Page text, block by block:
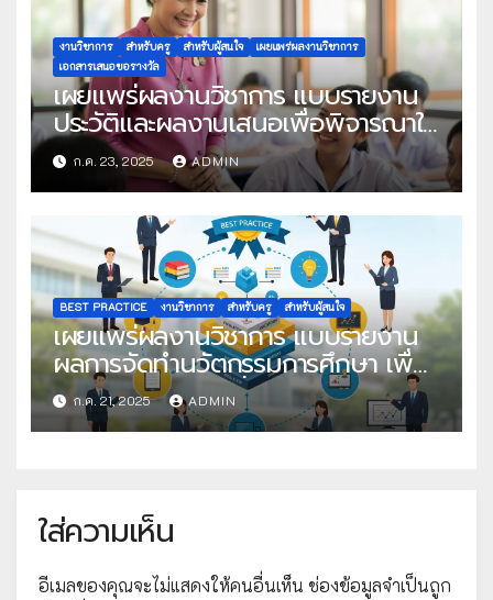
งานวิชาการ สำหรับครู สำหรับผู้สนใจ
เผยแพร่ผลงานวิชาการ
เอกสารเสนอขอรางวัล
เผยแพร่ผลงานวิชาการ แบบรายงาน
ประวัติและผลงานเสนอเพื่อพิจารณาใน
โครงการครูดีในดวงใจ ประจำปี 2568
ครั้งที่ 22
ก.ค. 23, 2025 ADMIN
BEST PRACTICE งานวิชาการ สำหรับครู สำหรับผู้สนใจ
เผยแพร่ผลงานวิชาการ แบบรายงาน
ผลการจัดทำนวัตกรรมการศึกษา เพื่อ
คัดเลือกวิธีปฏิบัติที่เป็นเลิศ
ก.ค. 21, 2025 ADMIN
ใส่ความเห็น
อีเมลของคุณจะไม่แสดงให้คนอื่นเห็น ช่องข้อมูลจำเป็นถูก